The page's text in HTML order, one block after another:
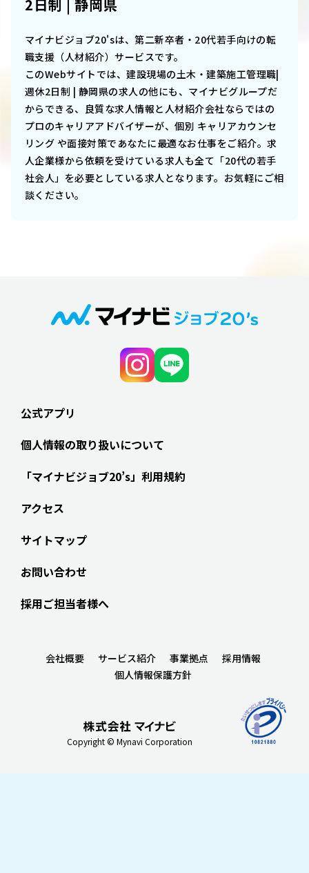
2日制 | 静岡県
マイナビジョブ20'sは、第二新卒者・20代若手向けの転
職支援（人材紹介）サービスです。
このWebサイトでは、建設現場の土木・建築施工管理職|
週休2日制 | 静岡県の求人の他にも、マイナビグループだ
からできる、良質な求人情報と人材紹介会社ならではの
プロのキャリアアドバイザーが、個別 キャリアカウンセ
リング や面接対策であなたに最適なお仕事をご紹介。求
人企業様から依頼を受けている求人も全て「20代の若手
社会人」を必要としている求人となります。お気軽にご相
談ください。
公式アプリ
個人情報の取り扱いについて
「マイナビジョブ20’s」利用規約
アクセス
サイトマップ
お問い合わせ
採用ご担当者様へ
Copyright © Mynavi Corporation
会社概要 サービス紹介 事業拠点
採用情報
個人情報保護方針